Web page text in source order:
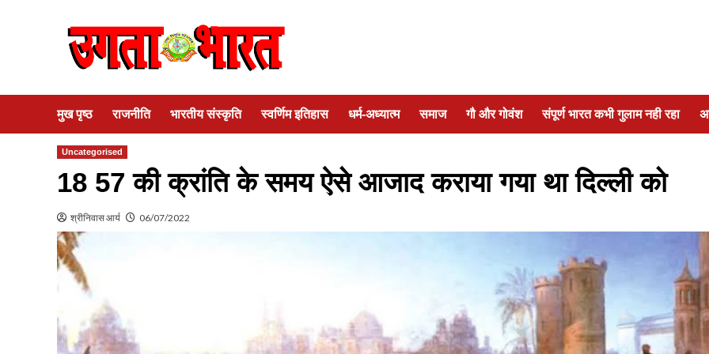
मुख पृष्ठ राजनीति भारतीय संस्कृति स्वर्णिम इतिहास धर्म-अध्यात्म समाज गौ और गोवंश संपूर्ण भारत कभी गुलाम नही रहा
Uncategorised
18 57 की क्रांति के समय ऐसे आजाद कराया गया था दिल्ली को
श्रीनिवास आर्य 06/07/2022